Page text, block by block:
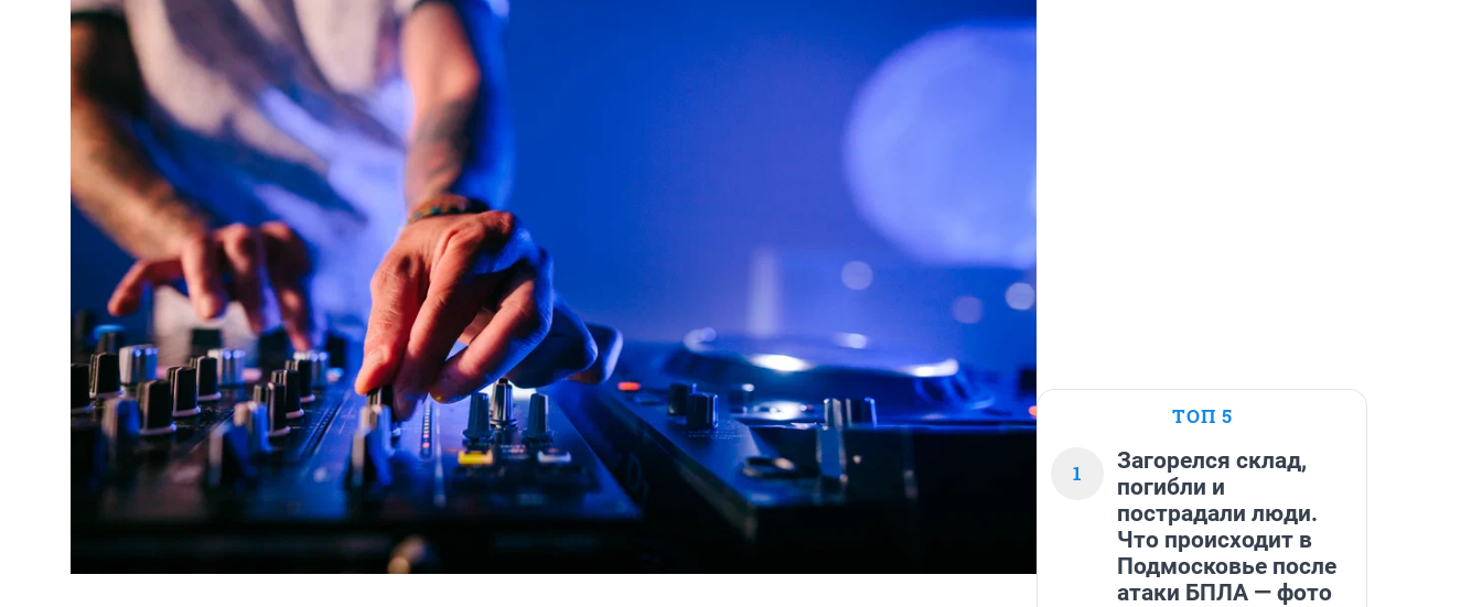
ТОП 5
1
Загорелся склад,
погибли и
пострадали люди.
Что происходит в
Подмосковье после
атаки БПЛА — фото